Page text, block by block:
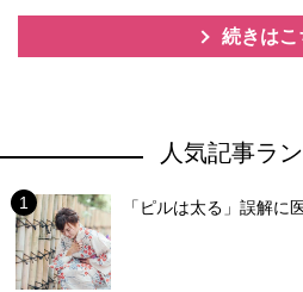
続きはこ
人気記事ラ
「ピルは太る」誤解に